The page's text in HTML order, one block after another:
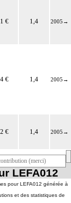
€ 1,4 2005 →
€ 1,4 2005 →
€ 1,4 2005 →
LEFA012
pour LEFA012 générée à
et des statistiques de